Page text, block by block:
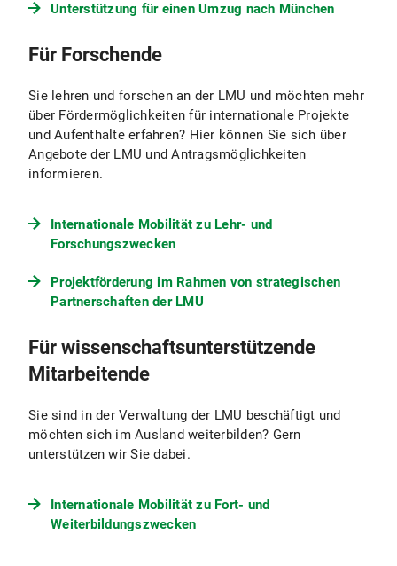
Unterstützung für einen Umzug nach München
Für Forschende
Sie lehren und forschen an der LMU und möchten mehr
über Fördermöglichkeiten für internationale Projekte
und Aufenthalte erfahren? Hier können Sie sich über
Angebote der LMU und Antragsmöglichkeiten
informieren.
Internationale Mobilität zu Lehr- und
Forschungszwecken
Projektförderung im Rahmen von strategischen
Partnerschaften der LMU
Für wissenschaftsunterstützende
Mitarbeitende
Sie sind in der Verwaltung der LMU beschäftigt und
möchten sich im Ausland weiterbilden? Gern
unterstützen wir Sie dabei.
Internationale Mobilität zu Fort- und
Weiterbildungszwecken